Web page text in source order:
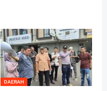
DAERAH